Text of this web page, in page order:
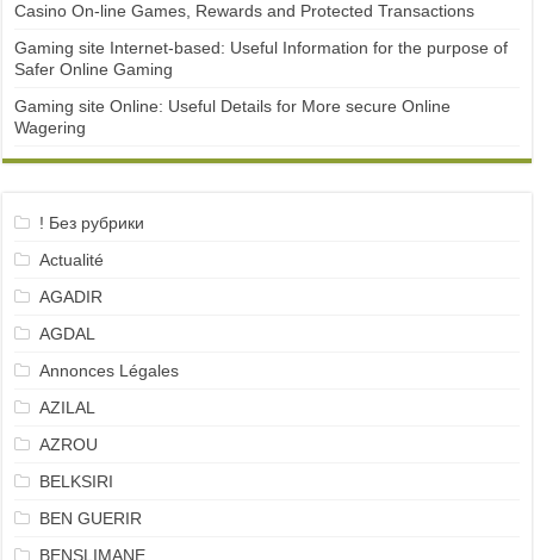
Casino On-line Games, Rewards and Protected Transactions
Gaming site Internet-based: Useful Information for the purpose of
Safer Online Gaming
Gaming site Online: Useful Details for More secure Online
Wagering
! Без рубрики
Actualité
AGADIR
AGDAL
Annonces Légales
AZILAL
AZROU
BELKSIRI
BEN GUERIR
BENSLIMANE